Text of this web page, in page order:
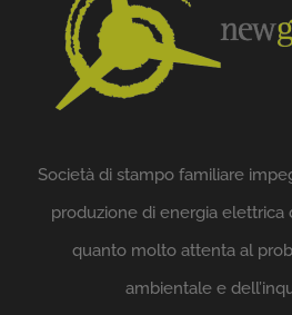
Società di stampo familiare
produzione di energia elettrica
quanto molto attenta al
ambientale e